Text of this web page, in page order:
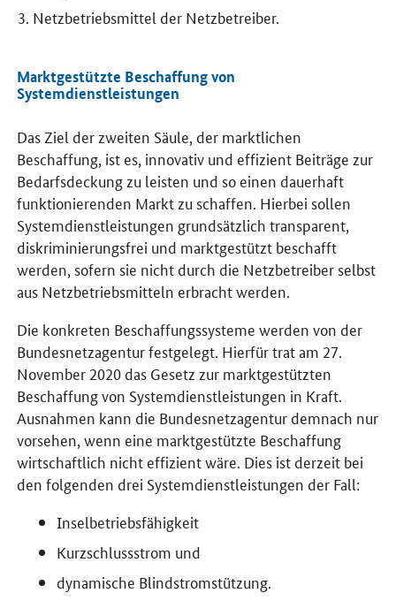
Netzbetriebsmittel der Netzbetreiber.
Marktgestützte Beschaffung von
Systemdienstleistungen
Das Ziel der zweiten Säule, der marktlichen
Beschaffung, ist es, innovativ und effizient Beiträge zur
Bedarfsdeckung zu leisten und so einen dauerhaft
funktionierenden Markt zu schaffen. Hierbei sollen
Systemdienstleistungen grundsätzlich transparent,
diskriminierungsfrei und marktgestützt beschafft
werden, sofern sie nicht durch die Netzbetreiber selbst
aus Netzbetriebsmitteln erbracht werden.
Die konkreten Beschaffungssysteme werden von der
Bundesnetzagentur festgelegt. Hierfür trat am 27.
November 2020 das Gesetz zur marktgestützten
Beschaffung von Systemdienstleistungen in Kraft.
Ausnahmen kann die Bundesnetzagentur demnach nur
vorsehen, wenn eine marktgestützte Beschaffung
wirtschaftlich nicht effizient wäre. Dies ist derzeit bei
den folgenden drei Systemdienstleistungen der Fall:
Inselbetriebsfähigkeit
Kurzschlussstrom und
dynamische Blindstromstützung.